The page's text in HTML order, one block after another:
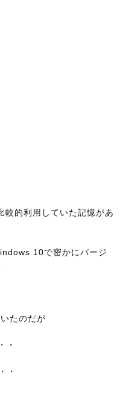
的利用していた記憶があ
10で密かにバージ
たのだが
・
・